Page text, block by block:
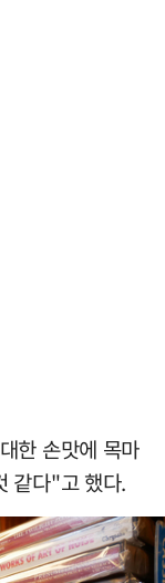
한 손맛에 목마
같다"고 했다.